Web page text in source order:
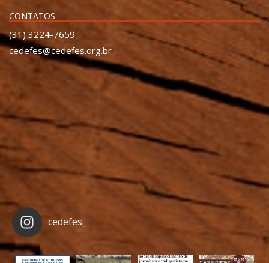
CONTATOS
(31) 3224-7659
cedefes@cedefes.org.br
cedefes_